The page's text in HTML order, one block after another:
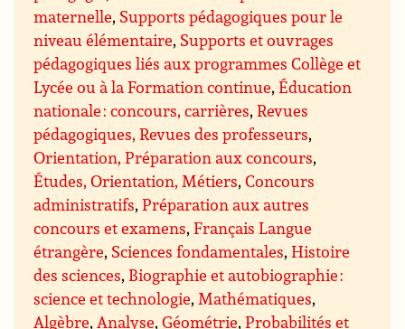
maternelle, Supports pédagogiques pour le
niveau élémentaire, Supports et ouvrages
pédagogiques liés aux programmes Collège et
Lycée ou à la Formation continue,Éducation
nationale : concours, carrières,Revues
pédagogiques, Revues des professeurs,
Orientation, Préparation aux concours,
Études, Orientation, Métiers,Concours
administratifs,Préparation aux autres
concours et examens,Français Langue
étrangère, Sciences fondamentales,Histoire
des sciences, Biographie et autobiographie :
science et technologie, Mathématiques,
Algèbre, Analyse,Géométrie,Probabilités et